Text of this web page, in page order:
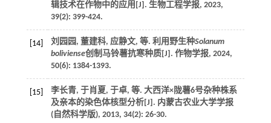
辑技术在作物中的应用[J]. 生物工程学报, 2023,
39(2): 399-424.
[14] 刘园园, 董建科, 应静文, 等. 利用野生种Solanum
boliviense创制马铃薯抗寒种质[J]. 作物学报, 2024,
50(6): 1384-1393.
[15] 李长青, 于肖夏, 于卓, 等. 大西洋×陇薯6号杂种株系
及亲本的染色体核型分析[J]. 内蒙古农业大学学报
(自然科学版), 2013, 34(2): 26-30.